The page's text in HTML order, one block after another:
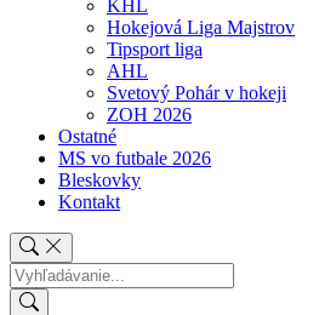
KHL
Hokejová Liga Majstrov
Tipsport liga
AHL
Svetový Pohár v hokeji
ZOH 2026
Ostatné
MS vo futbale 2026
Bleskovky
Kontakt